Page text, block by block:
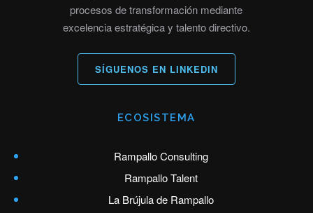
procesos de transformación mediante
excelencia estratégica y talento directivo.
SÍGUENOS EN LINKEDIN
ECOSISTEMA
Rampallo Consulting
Rampallo Talent
La Brújula de Rampallo